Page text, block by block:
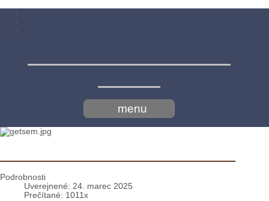
menu
Podrobnosti
Uverejnené: 24. marec 2025
Prečítané: 1011x